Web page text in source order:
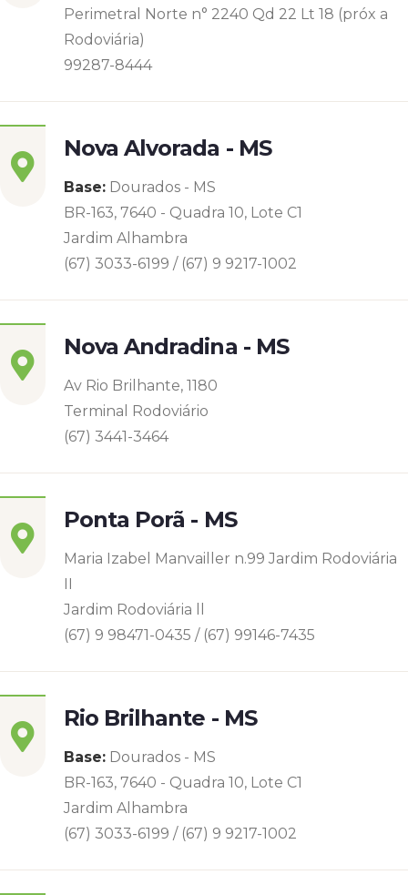
Perimetral Norte n° 2240 Qd 22 Lt 18 (próx a
Rodoviária)
99287-8444
Nova Alvorada - MS
Base: Dourados - MS
BR-163, 7640 - Quadra 10, Lote C1
Jardim Alhambra
(67) 3033-6199 / (67) 9 9217-1002
Nova Andradina - MS
Av Rio Brilhante, 1180
Terminal Rodoviário
(67) 3441-3464
Ponta Porã - MS
Maria Izabel Manvailler n.99 Jardim Rodoviária
II
Jardim Rodoviária ll
(67) 9 98471-0435 / (67) 99146-7435
Rio Brilhante - MS
Base: Dourados - MS
BR-163, 7640 - Quadra 10, Lote C1
Jardim Alhambra
(67) 3033-6199 / (67) 9 9217-1002